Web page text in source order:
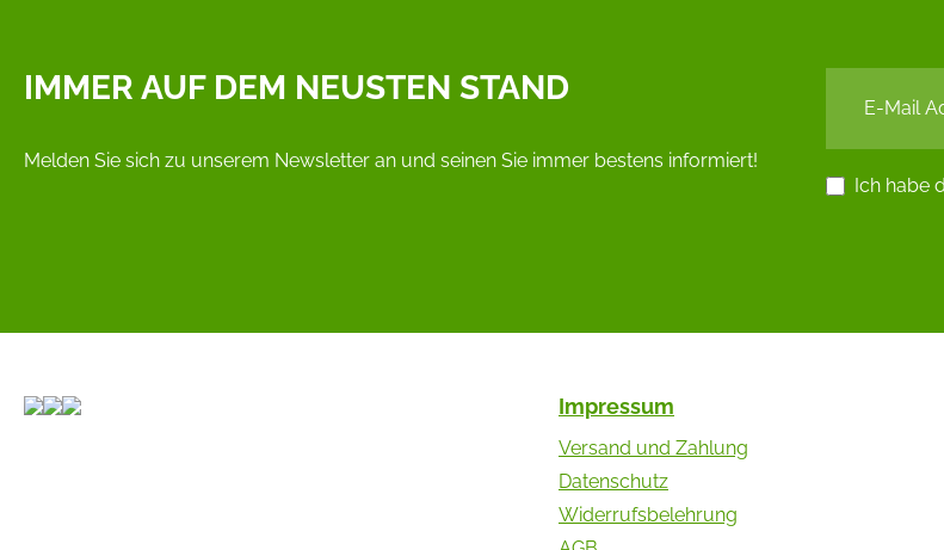
IMMER AUF DEM NEUSTEN STAND
Melden Sie sich zu unserem Newsletter an und seinen Sie immer bestens informiert!
Ich habe
Impressum
Versand und Zahlung
Datenschutz
Widerrufsbelehrung